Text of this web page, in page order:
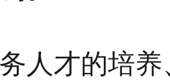
人才的培